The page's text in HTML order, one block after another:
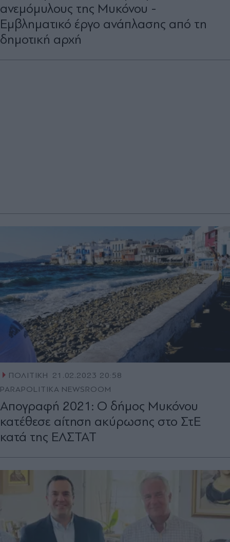
ανεμόμυλους της Μυκόνου -
Εμβληματικό έργο ανάπλασης από τη
δημοτική αρχή
ΠΟΛΙΤΙΚΗ
21.02.2023 20:58
PARAPOLITIKA NEWSROOM
Απογραφή 2021: Ο δήμος Μυκόνου
κατέθεσε αίτηση ακύρωσης στο ΣτΕ
κατά της ΕΛΣΤΑΤ